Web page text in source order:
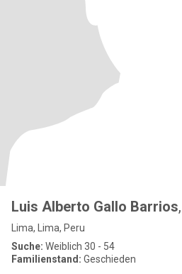
Luis Alberto Gallo Barrios
Lima, Lima, Peru
Suche: Weiblich 30 - 54
Familienstand: Geschieden